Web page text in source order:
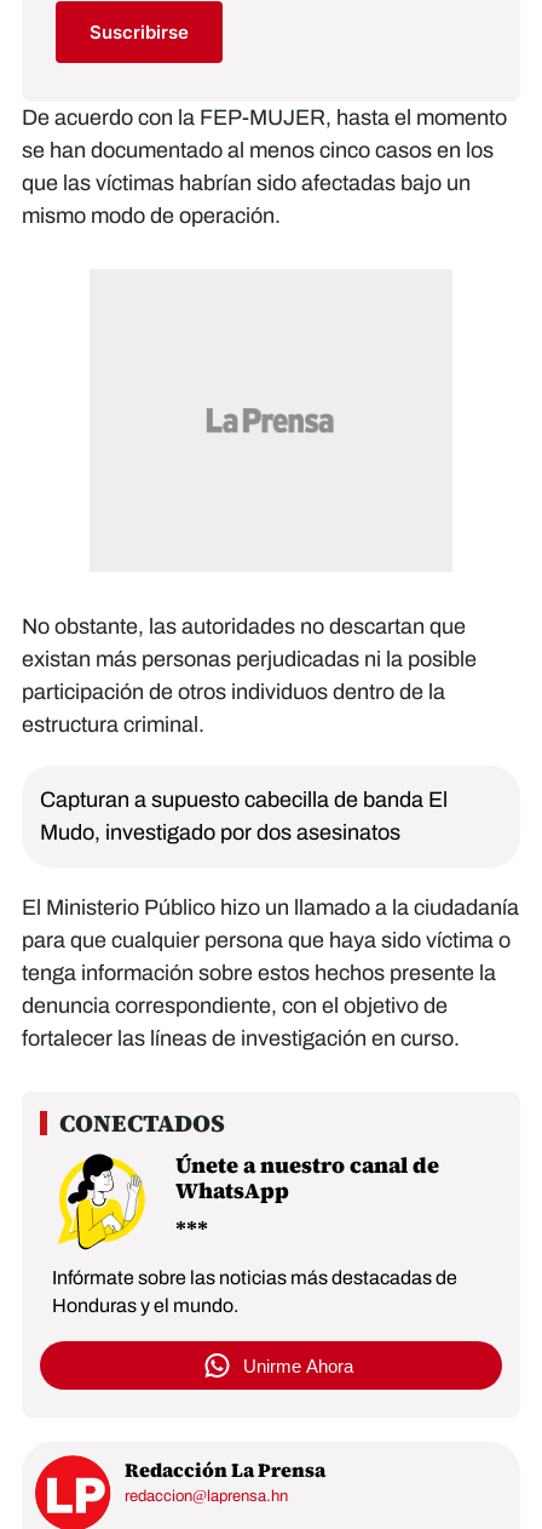
Suscribirse
De acuerdo con la FEP-MUJER, hasta el momento
se han documentado al menos cinco casos en los
que las víctimas habrían sido afectadas bajo un
mismo modo de operación.
No obstante, las autoridades no descartan que
existan más personas perjudicadas ni la posible
participación de otros individuos dentro de la
estructura criminal.
Capturan a supuesto cabecilla de banda El
Mudo, investigado por dos asesinatos
El Ministerio Público hizo un llamado a la ciudadanía
para que cualquier persona que haya sido víctima o
tenga información sobre estos hechos presente la
denuncia correspondiente, con el objetivo de
fortalecer las líneas de investigación en curso.
Únete a nuestro canal de
WhatsApp
Infórmate sobre las noticias más destacadas de
Honduras y el mundo.
Unirme Ahora
Redacción La Prensa
redaccion@laprensa.hn